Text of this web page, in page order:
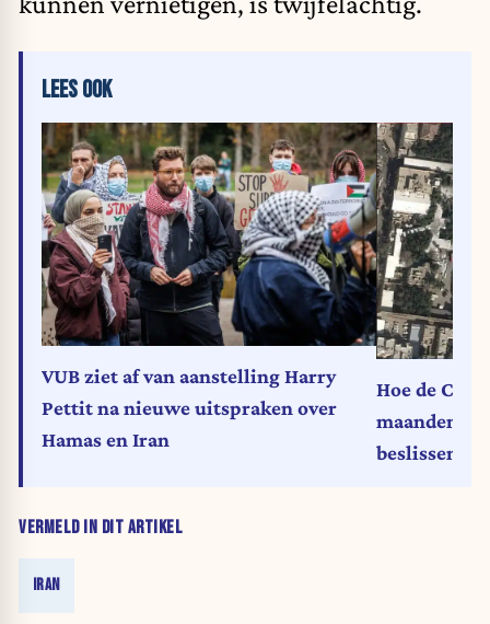
VERMELD IN DIT ARTIKEL
IRAN
LEES OOK
VUB ziet af van aanstelling Harry
Pettit na nieuwe uitspraken over
Hamas en Iran
Hoe de CIA
beslissend